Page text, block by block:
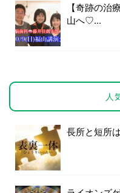
【奇跡の治
山へ♡...
人
長所と短所